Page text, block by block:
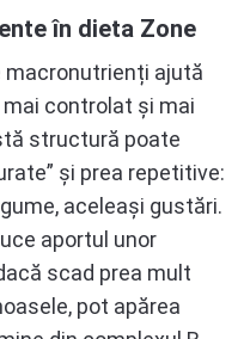
în dieta Zone
macronutrienți ajută
controlat și mai
structură poate
și prea repetitive:
aceleași gustări.
aportul unor
scad prea mult
pot apărea